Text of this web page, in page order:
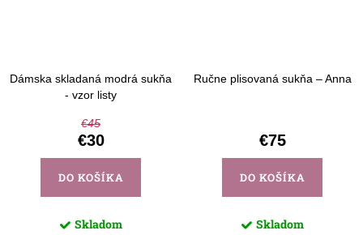
Dámska skladaná modrá sukňa
- vzor listy
€45
€30
DO KOŠÍKA
Skladom
Ručne plisovaná sukňa – Anna
€75
DO KOŠÍKA
Skladom